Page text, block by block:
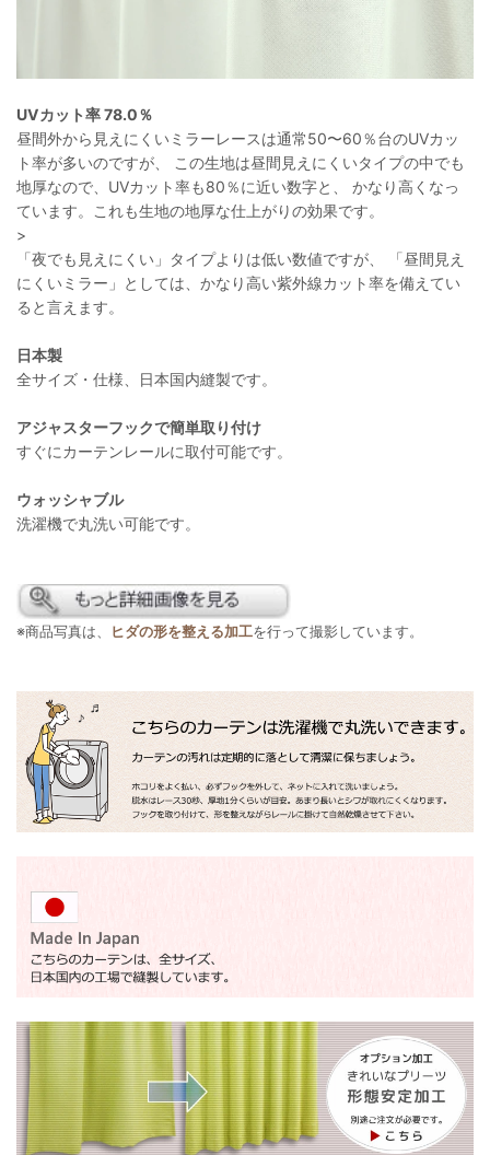
UVカット率 78.0％
昼間外から見えにくいミラーレースは通常50〜60％台のUVカッ
ト率が多いのですが、 この生地は昼間見えにくいタイプの中でも
地厚なので、UVカット率も80％に近い数字と、 かなり高くなっ
ています。これも生地の地厚な仕上がりの効果です。
>
「夜でも見えにくい」タイプよりは低い数値ですが、 「昼間見え
にくいミラー」としては、かなり高い紫外線カット率を備えてい
ると言えます。
日本製
全サイズ・仕様、日本国内縫製です。
アジャスターフックで簡単取り付け
すぐにカーテンレールに取付可能です。
ウォッシャブル
洗濯機で丸洗い可能です。
※商品写真は、 ヒダの形を整える加工を行って撮影しています。